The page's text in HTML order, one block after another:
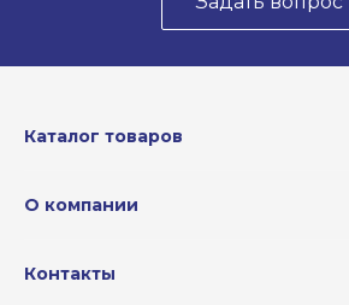
Каталог товаров
О компании
Контакты